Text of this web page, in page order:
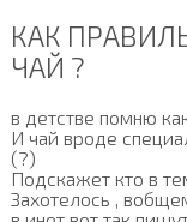
КАК
ЧАЙ ?
в детстве помню
И чай вроде
(?)
Подскажет кто в
Захотелось ,